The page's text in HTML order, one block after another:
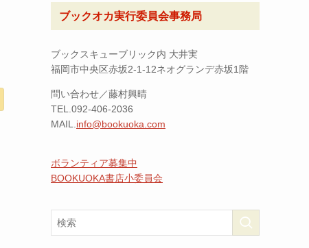
ブックオカ実行委員会事務局
ブックスキューブリック内 大井実
福岡市中央区赤坂2-1-12ネオグランデ赤坂1階
問い合わせ／藤村興晴
TEL.092-406-2036
MAIL. info@bookuoka.com
ボランティア募集中
BOOKUOKA書店小委員会